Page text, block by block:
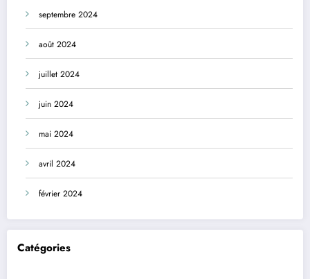
septembre 2024
août 2024
juillet 2024
juin 2024
mai 2024
avril 2024
février 2024
Catégories